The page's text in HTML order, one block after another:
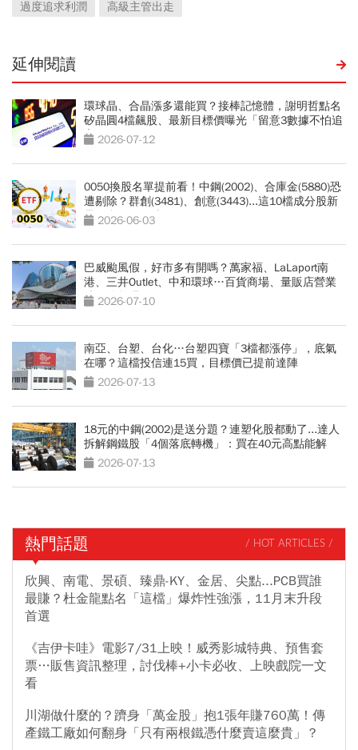
過度追求利潤 高級主管出走
延伸閱讀
環球晶、合晶漲多還能買？接棒記憶體，謝明哲點名
矽晶圓4檔飆股、最新目標價曝光「留意3數據不怕追
高」2026-07-12
0050換股名單提前看！中鋼(2002)、合庫金(5880)恐
遭剔除？群創(3481)、創意(3443)...這10檔成分股新
星，會再漲一波？
2026-06-03
巴威颱風假，好市多有開嗎？萬家福、LaLaport南
港、三井Outlet、中和環球…百貨商場、量販店營業
時間總整理
2026-07-10
南亞、台塑、台化…台塑四寶「3檔都漲停」，底氣
在哪？這檔投信連15買，目標價已提前達陣
2026-07-13
18元的中鋼(2002)是送分題？連塑化股都動了...達人
拆解鋼鐵股「4個落底轉機」：買在40元高點能解
套？2026-07-13
熱門話題 / HOT ARTICLES /
欣興、南電、景碩、臻鼎-KY、金居、尖點...PCB買誰
最賺？杜金龍點名「這檔」爆炸性強漲，11月末升段
首選
《吉伊卡哇》電影7/31上映！威秀影城特典、預售套
票…販售資訊整理，討伐棒+小卡必收、上映戲院一文
看
川湖做什麼的？躋身「萬金股」抱1張年賺760萬！傳
產鐵工廠如何翻身「只有兩根鐵憑什麼賣這麼貴」？